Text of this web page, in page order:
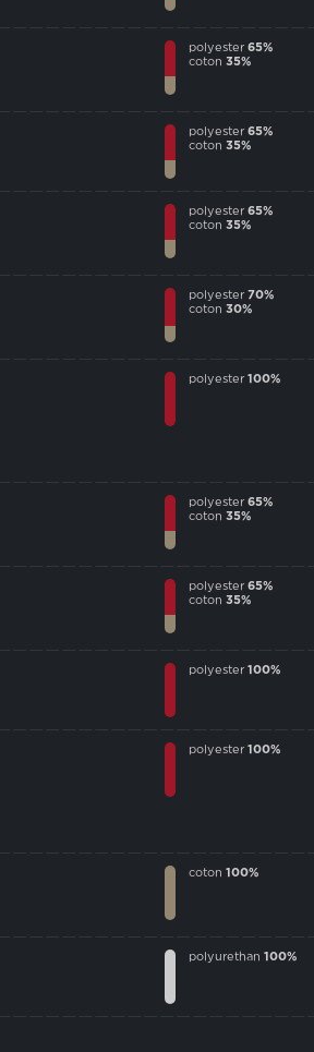
polyester 65%
coton 35%
polyester 65%
coton 35%
polyester 65%
coton 35%
polyester 70%
coton 30%
polyester 100%
polyester 65%
coton 35%
polyester 65%
coton 35%
polyester 100%
polyester 100%
coton 100%
polyurethan 100%